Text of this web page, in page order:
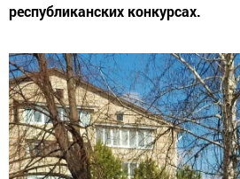
республиканских конкурсах.